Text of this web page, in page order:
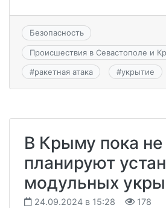
Безопасность
Происшествия в Севастополе и
#ракетная атака #укрытие
В Крыму пока не
планируют
модульных
24.09.2024 в 15:28 178